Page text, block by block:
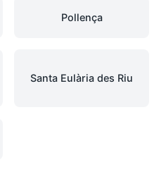
Pollença
Santa Eulària des Riu